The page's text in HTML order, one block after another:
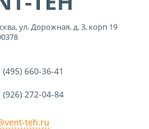
ул. Дорожная, д. 3, корп 19
(495) 660-36-41
(926) 272-04-84
teh.ru